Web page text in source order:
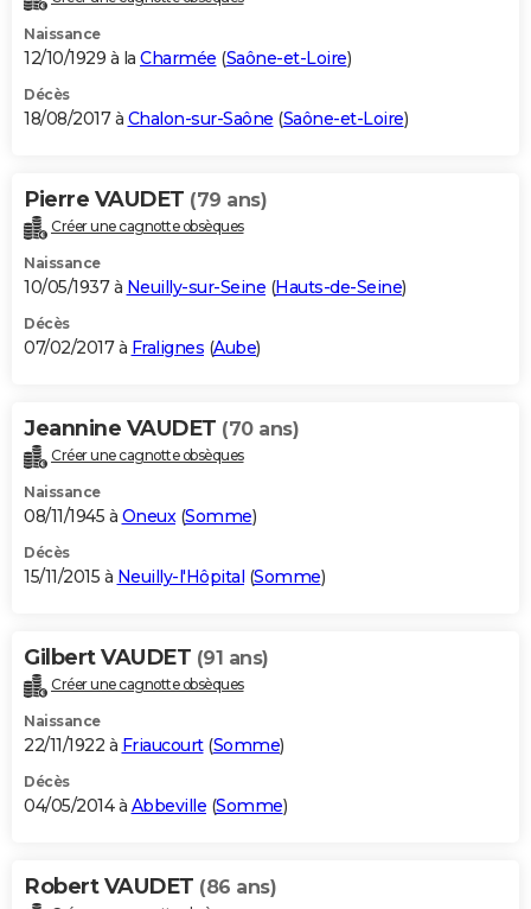
Naissance
12/10/1929 à la Charmée (Saône-et-Loire)
Décès
18/08/2017 à Chalon-sur-Saône (Saône-et-Loire)
Pierre VAUDET (79 ans)
Créer une cagnotte obsèques
Naissance
10/05/1937 à Neuilly-sur-Seine (Hauts-de-Seine)
Décès
07/02/2017 à Fralignes (Aube)
Jeannine VAUDET (70 ans)
Créer une cagnotte obsèques
Naissance
08/11/1945 à Oneux(Somme)
Décès
15/11/2015 à Neuilly-l'Hôpital (Somme)
Gilbert VAUDET (91 ans)
Créer une cagnotte obsèques
Naissance
22/11/1922 à Friaucourt(Somme)
Décès
04/05/2014 à Abbeville (Somme)
Robert VAUDET (86 ans)